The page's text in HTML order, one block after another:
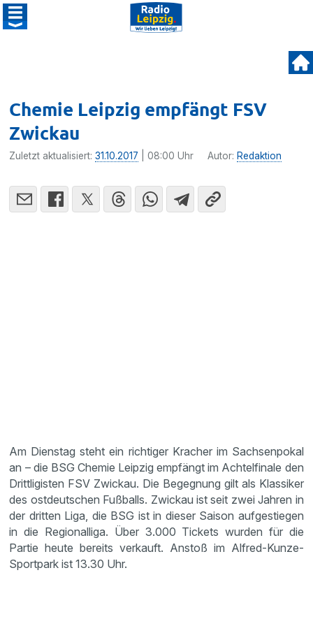
Chemie Leipzig empfängt FSV
Zwickau
Zuletzt aktualisiert:31.10.2017 | 08:00 Uhr Autor: Redaktion
Am Dienstag steht ein richtiger Kracher im Sachsenpokal
an – die BSG Chemie Leipzig empfängt im Achtelfinale den
Drittligisten FSV Zwickau. Die Begegnung gilt als Klassiker
des ostdeutschen Fußballs. Zwickau ist seit zwei Jahren in
der dritten Liga, die BSG ist in dieser Saison aufgestiegen
in die Regionalliga. Über 3.000 Tickets wurden für die
Partie heute bereits verkauft. Anstoß im Alfred-Kunze-
Sportpark ist 13.30 Uhr.